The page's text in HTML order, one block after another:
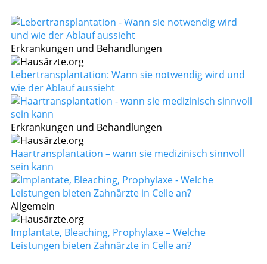
Erkrankungen und Behandlungen
Lebertransplantation: Wann sie notwendig wird und
wie der Ablauf aussieht
Erkrankungen und Behandlungen
Haartransplantation – wann sie medizinisch sinnvoll
sein kann
Allgemein
Implantate, Bleaching, Prophylaxe – Welche
Leistungen bieten Zahnärzte in Celle an?